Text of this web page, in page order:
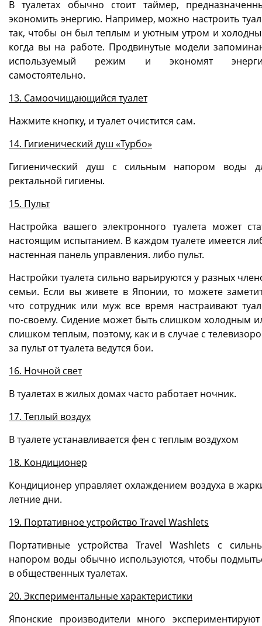
В туалетах обычно стоит таймер,
экономить энергию. Например, можно настроить
так, чтобы он был теплым и уютным утром и
когда вы на работе. Продвинутые модели
используемый режим и экономят
самостоятельно.
13. Самоочищающийся туалет
Нажмите кнопку, и туалет очистится сам.
14. Гигиенический душ «Турбо»
Гигиенический душ с сильным напором воды
ректальной гигиены.
15. Пульт
Настройка вашего электронного туалета может
настоящим испытанием. В каждом туалете имеется
настенная панель управления. либо пульт.
Настройки туалета сильно варьируются у разных
семьи. Если вы живете в Японии, то можете
что сотрудник или муж все время настраивают
по-своему. Сидение может быть слишком холодным
слишком теплым, поэтому, как и в случае с
за пульт от туалета ведутся бои.
16. Ночной свет
В туалетах в жилых домах часто работает ночник.
17. Теплый воздух
В туалете устанавливается фен с теплым воздухом
18. Кондиционер
Кондиционер управляет охлаждением воздуха в
летние дни.
19. Портативное устройство Travel Washlets
Портативные устройства Travel Washlets с
напором воды обычно используются, чтобы
в общественных туалетах.
20. Экспериментальные характеристики
Японские производители много